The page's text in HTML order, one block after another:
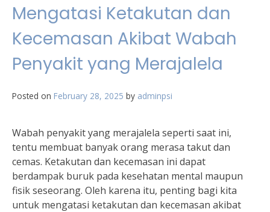
Mengatasi Ketakutan dan
Kecemasan Akibat Wabah
Penyakit yang Merajalela
Posted on February 28, 2025 by adminpsi
Wabah penyakit yang merajalela seperti saat ini,
tentu membuat banyak orang merasa takut dan
cemas. Ketakutan dan kecemasan ini dapat
berdampak buruk pada kesehatan mental maupun
fisik seseorang. Oleh karena itu, penting bagi kita
untuk mengatasi ketakutan dan kecemasan akibat